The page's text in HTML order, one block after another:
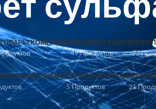
КОМПАНИИПИЩЕВАЯ ХИМИЯ
49 Продуктов
72
ХИМИЯТЕПЛОНОСИТЕЛИ
5 Продуктов
21